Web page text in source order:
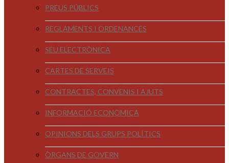
PREUS PÚBLICS
REGLAMENTS I ORDENANCES
SEU ELECTRÒNICA
CARTES DE SERVEIS
CONTRACTES, CONVENIS I AJUTS
INFORMACIÓ ECONÒMICA
OPINIONS DELS GRUPS POLÍTICS
ÒRGANS DE GOVERN